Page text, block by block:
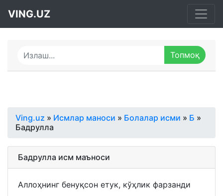
VING.UZ
Ving.uz » Исмлар маноси » Болалар исми » Б »
Бадрулла
Бадрулла исм маъноси
Аллоҳнинг бенуқсон етук, кўҳлик фарзанди